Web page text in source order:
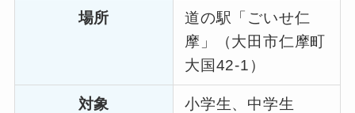
場所
道の駅「ごいせ仁
摩」（大田市仁摩町
大国42-1）
対象 小学生、中学生